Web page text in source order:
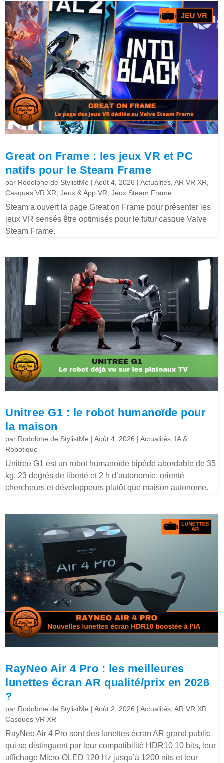
Great on Frame : les jeux VR et PC
natifs pour le Steam Frame
par Rodolphe de StylistMe |Août 4, 2026 |Actualités ,AR VR XR
Casques VR XR ,Jeux & App VR ,Jeux Steam Frame
Steam a ouvert la page Great on Frame pour présenter les
jeux VR sensés être optimisés pour le futur casque Valve
Steam Frame.
Unitree G1 : le robot humanoïde pour
la maison
par Rodolphe de StylistMe |Août 4, 2026 |Actualités IA &
Robotique
Unitree G1 est un robot humanoïde bipède abordable de 35
kg, 23 degrés de liberté et 2 h d’autonomie, orienté
chercheurs et développeurs plutôt que maison autonome.
RayNeo Air 4 Pro : les meilleures
lunettes écran AR qualité/prix en 2026
?
par Rodolphe de StylistMe |Août 2, 2026 |Actualités ,AR VR XR
Casques VR XR
RayNeo Air 4 Pro sont des lunettes écran AR grand public
qui se distinguent par leur compatibilité HDR10 10 bits, leur
affichage Micro-OLED 120 Hz jusqu’à 1200 nits et leur